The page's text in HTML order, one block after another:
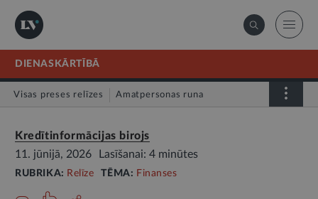
DIENASKĀRTĪBĀ
Visas preses relīzes Amatpersonas runa
Kredītinformācijas birojs
11. jūnijā, 2026
Lasīšanai: 4 minūtes
RUBRIKA: Relīze TĒMA: Finanses